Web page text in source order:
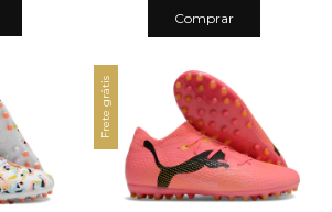
Comprar
Frete grátis